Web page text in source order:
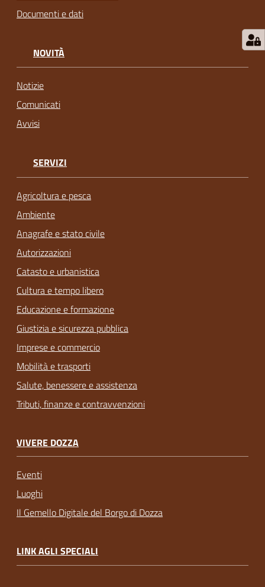
Documenti e dati
NOVITÀ
Notizie
Comunicati
Avvisi
SERVIZI
Agricoltura e pesca
Ambiente
Anagrafe e stato civile
Autorizzazioni
Catasto e urbanistica
Cultura e tempo libero
Educazione e formazione
Giustizia e sicurezza pubblica
Imprese e commercio
Mobilità e trasporti
Salute, benessere e assistenza
Tributi, finanze e contravvenzioni
VIVERE DOZZA
Eventi
Luoghi
Il Gemello Digitale del Borgo di Dozza
LINK AGLI SPECIALI